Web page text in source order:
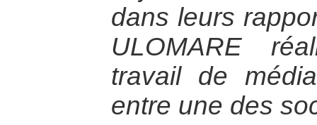
dans leurs
ULOMARE
travail de
entre une des